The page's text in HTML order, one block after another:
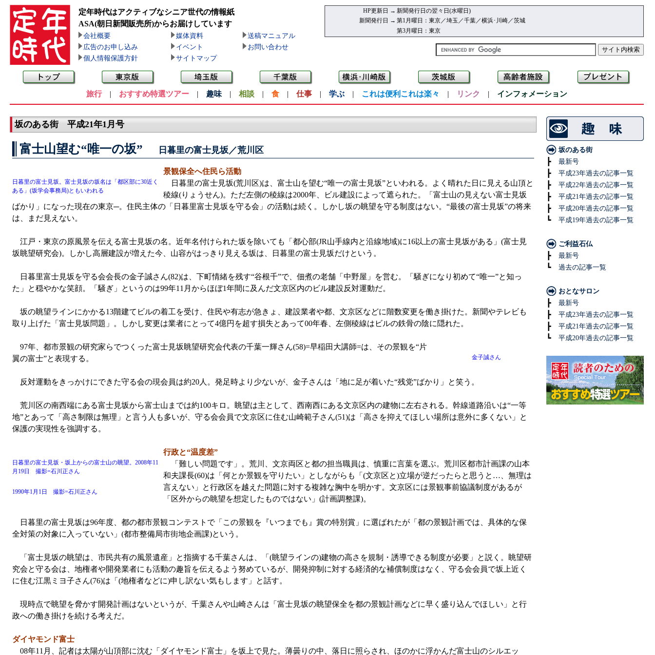
定年時代はアクティブなシニア世代の情報紙
ASA(朝日新聞販売所)からお届けしています
会社概要 媒体資料
送稿マニュアル
広告のお申し込み
イベント
お問い合わせ
個人情報保護方針
サイトマップ
HP更新日 → 新聞発行日の翌々日(水曜日)
新聞発行日 → 第1月曜日：東京／埼玉／千葉／横浜･川崎／茨城
第3月曜日：東京
旅行| おすすめ特選ツアー | 趣味 | 相談 | 食 | 仕事 | 学ぶ | これは便利これは楽々 | リンク | インフォメーション
坂のある街 平成21年1月号
富士山望む“唯一の坂” 日暮里の富士見坂／荒川区
日暮里の富士見坂。富士見坂の坂名は「都区部に30近く
ある」(坂学会事務局)ともいわれる
景観保全へ住民ら活動
日暮里の富士見坂(荒川区)は、富士山を望む“唯一の富士見坂”といわれる。よく晴れた日に見える山頂と
稜線(りょうせん)。ただ左側の稜線は2000年、ビル建設によって遮られた。「富士山の見えない富士見坂
ばかり」になった現在の東京─。住民主体の「日暮里富士見坂を守る会」の活動は続く。しかし坂の眺望を守る制度はない。“最後の富士見坂”の将来
は、まだ見えない。
江戸・東京の原風景を伝える富士見坂の名。近年名付けられた坂を除いても「都心部(JR山手線内と沿線地域)に16以上の富士見坂がある」(富士見
坂眺望研究会)。しかし高層建設が増えた今、山容がはっきり見える坂は、日暮里の富士見坂だけという。
日暮里富士見坂を守る会会長の金子誠さん(82)は、下町情緒を残す“谷根千”で、佃煮の老舗「中野屋」を営む。「騒ぎになり初めて“唯一”と知っ
た」と穏やかな笑顔。「騒ぎ」というのは99年11月からほぼ1年間に及んだ文京区内のビル建設反対運動だ。
坂の眺望ラインにかかる13階建てビルの着工を受け、住民や有志が急きょ、建設業者や都、文京区などに階数変更を働き掛けた。新聞やテレビも
取り上げた「富士見坂問題」。しかし変更は業者にとって4億円を超す損失とあって00年春、左側稜線はビルの鉄骨の陰に隠れた。
金子誠さん
97年、都市景観の研究家らでつくった富士見坂眺望研究会代表の千葉一輝さん(58)=早稲田大講師=は、その景観を“片
翼の富士”と表現する。
反対運動をきっかけにできた守る会の現会員は約20人。発足時より少ないが、金子さんは「地に足が着いた“残党”ばかり」と笑う。
荒川区の南西端にある富士見坂から富士山までは約100キロ。眺望は主として、西南西にある文京区内の建物に左右される。幹線道路沿いは“一等
地”とあって「高さ制限は無理」と言う人も多いが、守る会会員で文京区に住む山崎範子さん(51)は「高さを抑えてほしい場所は意外に多くない」と
保護の実現性を強調する。
日暮里の富士見坂・坂上からの富士山の眺望。2008年11
月19日 撮影=石川正さん
1990年1月1日 撮影=石川正さん
行政と“温度差”
「難しい問題です」。荒川、文京両区と都の担当職員は、慎重に言葉を選ぶ。荒川区都市計画課の山本
和夫課長(60)は「何とか景観を守りたい」としながらも「(文京区と)立場が逆だったらと思うと…、無理は
言えない」と行政区を越えた問題に対する複雑な胸中を明かす。文京区には景観事前協議制度があるが
「区外からの眺望を想定したものではない」(計画調整課)。
日暮里の富士見坂は96年度、都の都市景観コンテストで「この景観を『いつまでも』賞の特別賞」に選ばれたが「都の景観計画では、具体的な保
全対策の対象に入っていない」(都市整備局市街地企画課)という。
「富士見坂の眺望は、市民共有の風景遺産」と指摘する千葉さんは、「(眺望ラインの)建物の高さを規制・誘導できる制度が必要」と説く。眺望研
究会と守る会は、地権者や開発業者にも活動の趣旨を伝えるよう努めているが、開発抑制に対する経済的な補償制度はなく、守る会会員で坂上近く
に住む江黒ミヨ子さん(76)は「(地権者などに)申し訳ない気もします」と話す。
現時点で眺望を脅かす開発計画はないというが、千葉さんや山崎さんは「富士見坂の眺望保全を都の景観計画などに早く盛り込んでほしい」と行
政への働き掛けを続ける考えだ。
ダイヤモンド富士
08年11月、記者は太陽が山頂部に沈む「ダイヤモンド富士」を坂上で見た。薄曇りの中、落日に照らされ、ほのかに浮かんだ富士山のシルエッ
坂のある街
┣ 最新号
┣ 平成23年過去の記事一覧
┣ 平成22年過去の記事一覧
┣ 平成21年過去の記事一覧
┣ 平成20年過去の記事一覧
┗ 平成19年過去の記事一覧
ご利益石仏
┣ 最新号
┗ 過去の記事一覧
おとなサロン
┣ 最新号
┣ 平成23年過去の記事一覧
┣ 平成21年過去の記事一覧
┗ 平成20年過去の記事一覧